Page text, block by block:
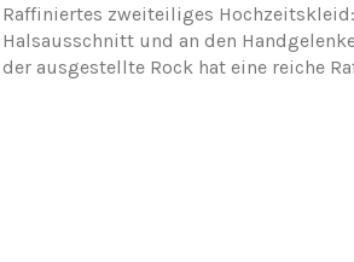
Raffiniertes zweiteiliges
Halsausschnitt und an den
der ausgestellte Rock hat eine reiche